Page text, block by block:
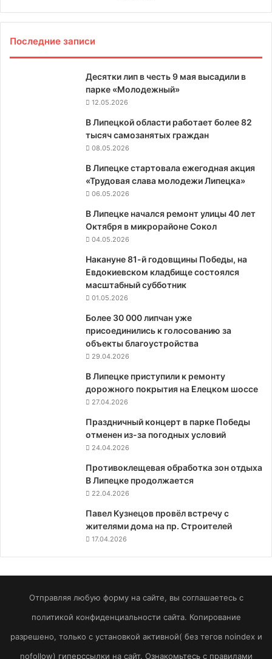
Последние записи
Десятки лип в честь 9 мая высадили в
парке «Молодежный»
12.05.2026
В Липецкой области работает более 82
тысяч самозанятых граждан
08.05.2026
В Липецке стартовала ежегодная акция
«Трудовая слава молодежи Липецка»
06.05.2026
В Липецке начался ремонт улицы 40 лет
Октября в микрорайоне Сокол
04.05.2026
Накануне 81-й годовщины Победы, на
Евдокиевском кладбище состоялся
масштабный субботник
01.05.2026
Более 30 000 липчан уже
присоединились к голосованию за
объекты благоустройства
29.04.2026
В Липецке приступили к ремонту
дорожного покрытия на Елецком шоссе
27.04.2026
Праздничный концерт в парке Победы
отменен из-за погодных условий
24.04.2026
Противоклещевая обработка зон отдыха
В Липецке продолжается
22.04.2026
Павел Кузнецов провёл встречу с
жителями дома на пр. Строителей
17.04.2026
Отправляя любую форму на сайте, вы соглашаетесь с
политикой конфиденциальности сайта. Копирование
разрешено, только с установкой активной( без тегов noindex и
nofollow) гиперссылки на сайт. Ознакомьтесь с правилами